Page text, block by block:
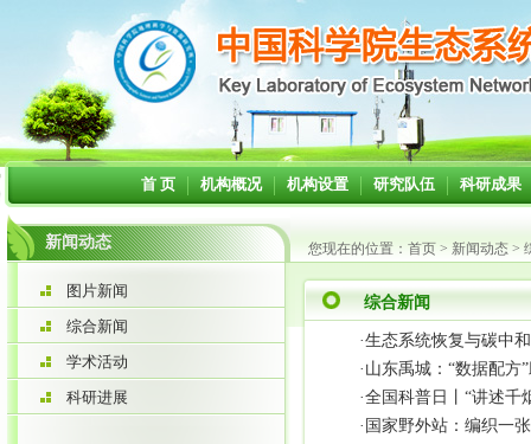
首 页 机构概况 机构设置 研究队伍 科研成果
新闻动态
图片新闻
综合新闻
学术活动
科研进展
您现在的位置： 首页 > 新闻动态 >
综合新闻
·生态系统恢复与碳中
· 山东禹城：“数据配方
·全国科普日丨“讲述千
· 国家野外站：编织一